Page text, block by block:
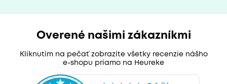
Overené našimi zákazníkmi
Kliknutím na pečať zobrazíte všetky recenzie nášho
e-shopu priamo na Heureke